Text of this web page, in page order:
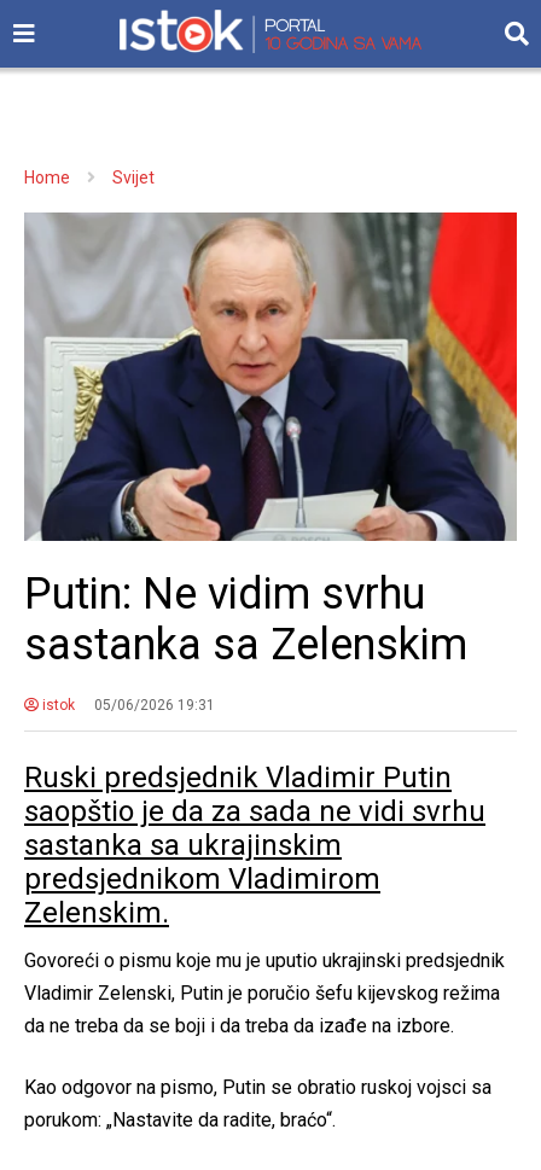
Home Svijet
Putin: Ne vidim svrhu
sastanka sa Zelenskim
istok 05/06/2026 19:31
Ruski predsjednik Vladimir Putin
saopštio je da za sada ne vidi svrhu
sastanka sa ukrajinskim
predsjednikom Vladimirom
Zelenskim.
Govoreći o pismu koje mu je uputio ukrajinski predsjednik
Vladimir Zelenski, Putin je poručio šefu kijevskog režima
da ne treba da se boji i da treba da izađe na izbore.
Kao odgovor na pismo, Putin se obratio ruskoj vojsci sa
porukom: „Nastavite da radite, braćo“.